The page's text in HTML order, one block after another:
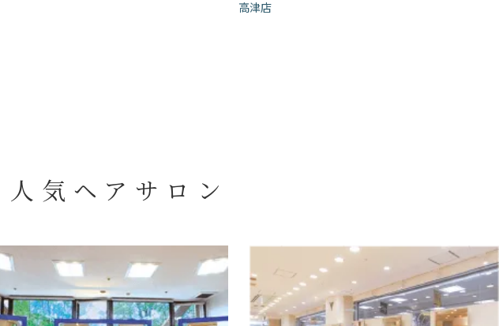
高津店
人気ヘアサロン